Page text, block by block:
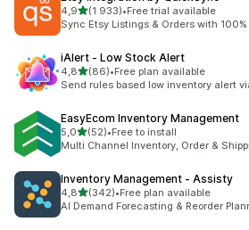
4,9av 5 stjerner
(1 933)
Totalt 1933 omtaler
•Free trial available
Sync Etsy Listings & Orders with
iAlert ‑ Low Stock Alert
4,8av 5 stjerner
(86)
Totalt 86 omtaler
•Free plan available
Send rules based low inventory alert
EasyEcom Inventory Management
5,0av 5 stjerner
(52)
Totalt 52 omtaler
•Free to install
Multi Channel Inventory, Order &
Inventory Management ‑ Assisty
4,8av 5 stjerner
(342)
Totalt 342 omtaler
•Free plan available
AI Demand Forecasting & Reorder